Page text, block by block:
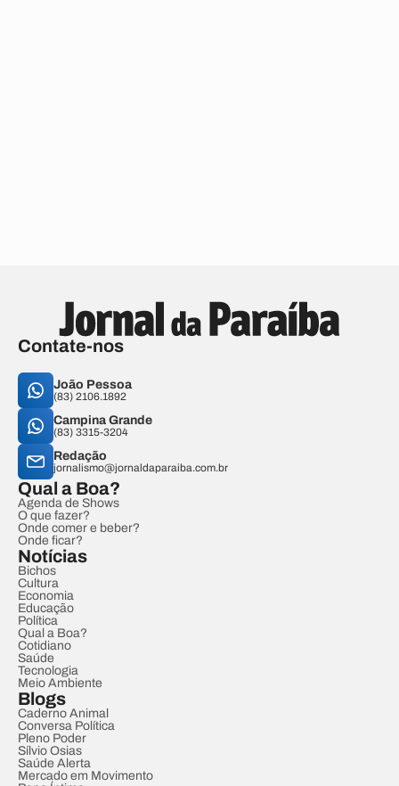
Contate-nos
João Pessoa
(83) 2106.1892
Campina Grande
(83) 3315-3204
Redação
jornalismo@jornaldaparaiba.com.br
Qual a Boa?
Agenda de Shows
O que fazer?
Onde comer e beber?
Onde ficar?
Notícias
Bichos
Cultura
Economia
Educação
Política
Qual a Boa?
Cotidiano
Saúde
Tecnologia
Meio Ambiente
Blogs
Caderno Animal
Conversa Política
Pleno Poder
Sílvio Osias
Saúde Alerta
Mercado em Movimento